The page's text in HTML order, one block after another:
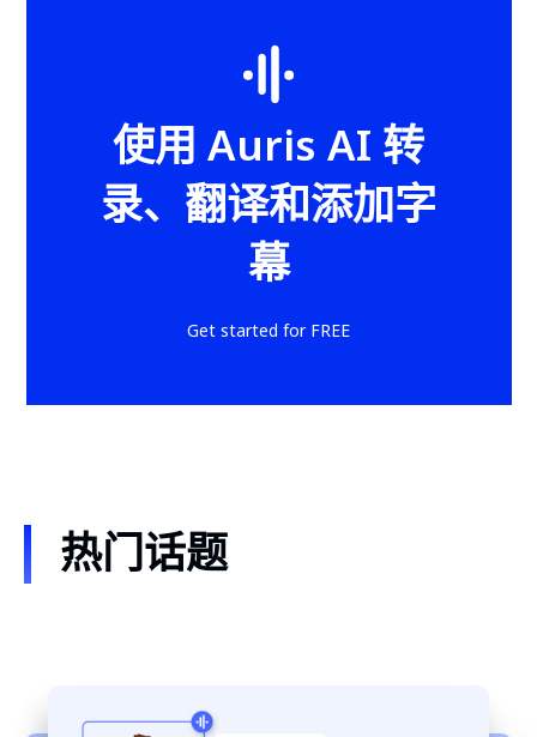
使用 Auris AI 转
录、翻译和添加字
幕
Get started for FREE
热门话题